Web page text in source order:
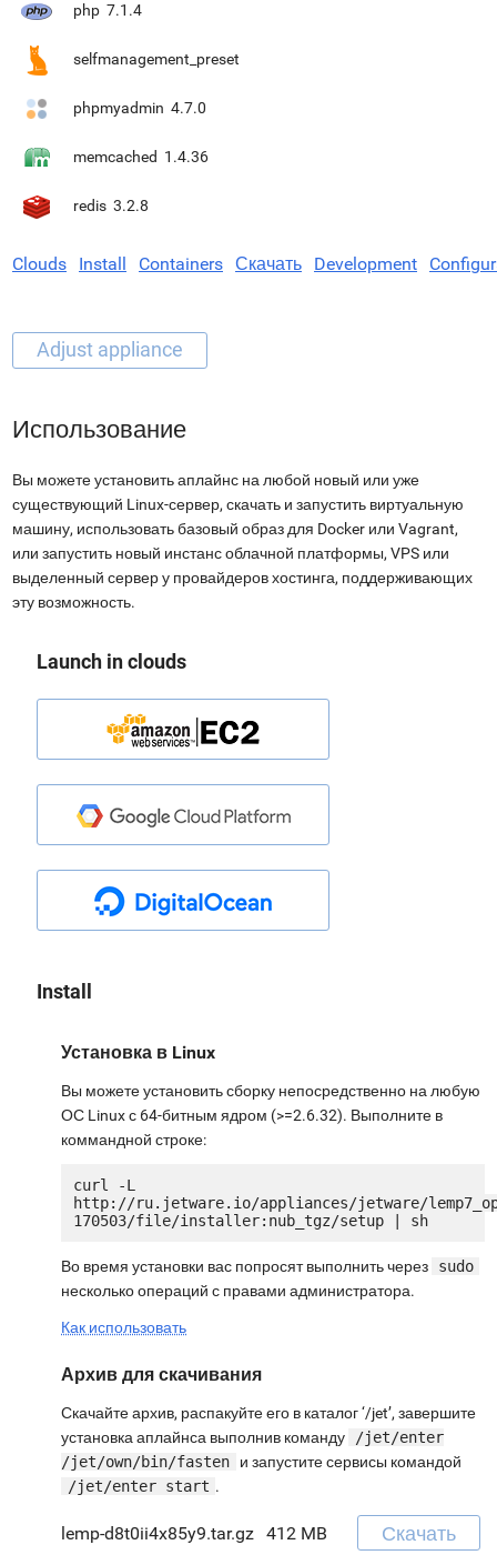
php 7.1.4
selfmanagement_preset
phpmyadmin 4.7.0
memcached 1.4.36
redis 3.2.8
Clouds Install Containers Скачать Development
Использование
Вы можете установить аплайнс на любой новый или уже
существующий Linux-сервер, скачать и запустить виртуальную
машину, использовать базовый образ для Docker или Vagrant,
или запустить новый инстанс облачной платформы, VPS или
выделенный сервер у провайдеров хостинга, поддерживающих
эту возможность.
Launch in clouds
Install
Установка в Linux
Вы можете установить сборку непосредственно на любую
ОС Linux с 64-битным ядром (>=2.6.32). Выполните в
коммандной строке:
curl -L
http://ru.jetware.io/appliances/jetware/
Во время установки вас попросят выполнить через
sudo
несколько операций с правами администратора.
Как использовать
Архив для скачивания
Скачайте архив, распакуйте его в каталог ‘/jet’, завершите
установка аплайнса выполнив команду
/jet/enter
/jet/own/bin/fasten
и запустите сервисы командой
/jet/enter start .
lemp-d8t0ii4x85y9.tar.gz 412 MB Скачать